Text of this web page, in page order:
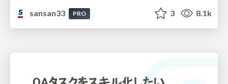
sansan33
PRO 3 8.1k